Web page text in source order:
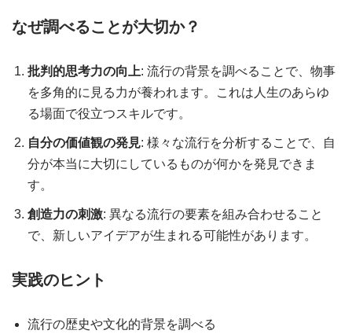
なぜ調べることが大切か？
批判的思考力の向上: 流行の背景を調べることで、物事
を多角的に見る力が養われます。これは人生のあらゆ
る場面で役立つスキルです。
自分の価値観の発見: 様々な流行を分析することで、自
分が本当に大切にしているものが何かを発見できま
す。
創造力の刺激: 異なる流行の要素を組み合わせること
で、新しいアイデアが生まれる可能性があります。
実践のヒント
流行の歴史や文化的背景を調べる